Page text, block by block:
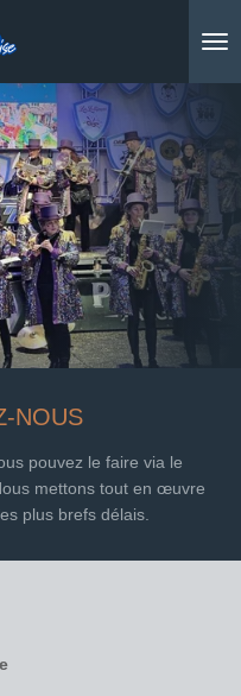
NOUS
pouvez le faire via le
mettons tout en œuvre
plus brefs délais.